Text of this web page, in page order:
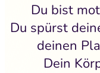
Du bist
Du spürst
deinen
Dein